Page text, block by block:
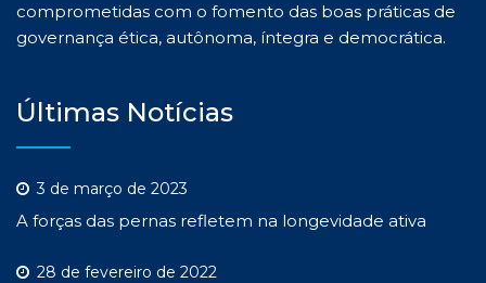
comprometidas com o fomento das boas práticas de
governança ética, autônoma, íntegra e democrática.
Últimas Notícias
3 de março de 2023
A forças das pernas refletem na longevidade ativa
28 de fevereiro de 2022